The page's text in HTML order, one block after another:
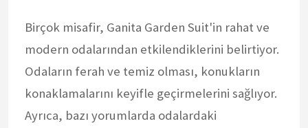
Birçok misafir, Ganita Garden Suit'in rahat ve
modern odalarından etkilendiklerini belirtiyor.
Odaların ferah ve temiz olması, konukların
konaklamalarını keyifle geçirmelerini sağlıyor.
Ayrıca, bazı yorumlarda odalardaki